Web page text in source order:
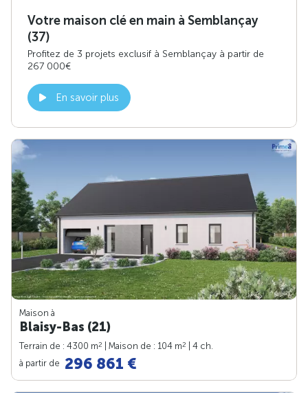
Votre maison clé en main à Semblançay
(37)
Profitez de 3 projets exclusif à Semblançay à partir de
267 000€
En savoir plus
Maison à
Blaisy-Bas (21)
Terrain de : 4300 m2 | Maison de : 104 m2
| 4 ch.
à partir de 296 861 €